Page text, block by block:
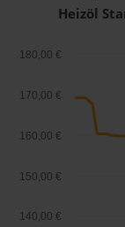
Heizöl
140,00 €
150,00 €
160,00 €
170,00 €
180,00 €